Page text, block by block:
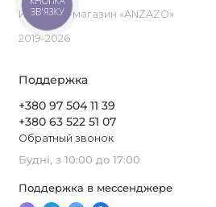
Интернет-магазин «ANZAZO»
2019-2026
Поддержка
+380 97 504 11 39
+380 63 522 51 07
Обратный звонок
Будні, з 10:00 до 17:00
Поддержка в мессенджере
ЗВ'ЯЗКУ